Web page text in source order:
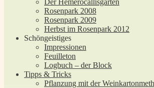
Der Hemerocallisgarten
Rosenpark 2008
Rosenpark 2009
Herbst im Rosenpark 2012
Schöngeistiges
Impressionen
Feuilleton
Logbuch – der Block
Tipps & Tricks
Pflanzung mit der